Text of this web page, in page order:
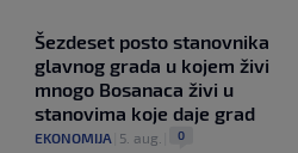
Šezdeset posto stanovnika
glavnog grada u kojem živi
mnogo Bosanaca živi u
stanovima koje daje grad
EKONOMIJA 5. aug. 0